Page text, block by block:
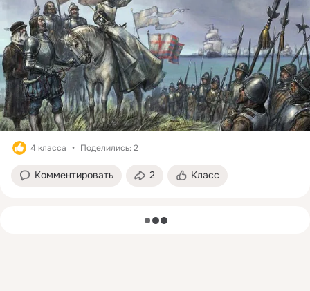
4 класса Поделились: 2
Комментировать 2 Класс